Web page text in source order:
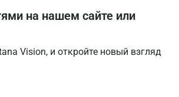
на нашем сайте или
Vision, и откройте новый взгляд